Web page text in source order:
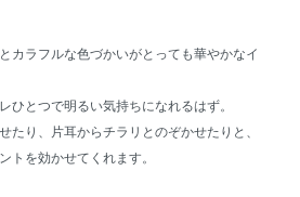
カラフルな色づかいがとっても華やかなイ
ひとつで明るい気持ちになれるはず。
たり、片耳からチラリとのぞかせたりと、
トを効かせてくれます。